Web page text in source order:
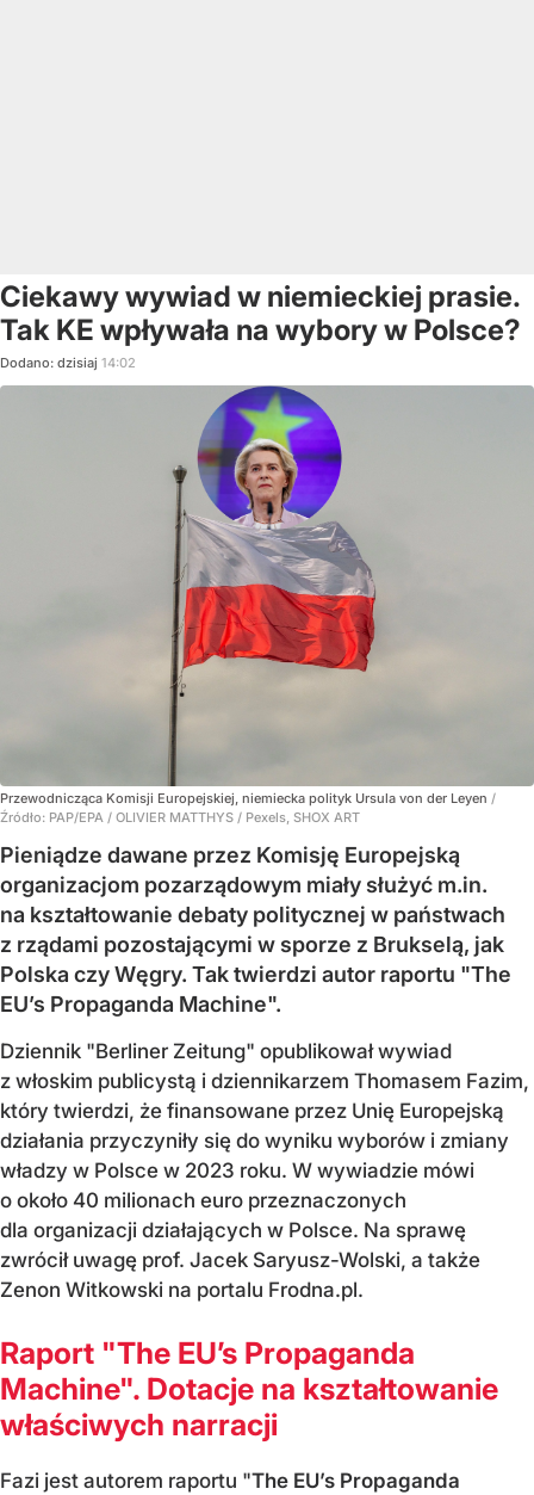
Ciekawy wywiad w niemieckiej prasie.
Tak KE wpływała na wybory w Polsce?
Dodano: dzisiaj 14:02
Przewodnicząca Komisji Europejskiej, niemiecka polityk Ursula von der Leyen /
Źródło: PAP/EPA / OLIVIER MATTHYS / Pexels, SHOX ART
Pieniądze dawane przez Komisję Europejską
organizacjom pozarządowym miały służyć m.in.
na kształtowanie debaty politycznej w państwach
z rządami pozostającymi w sporze z Brukselą, jak
Polska czy Węgry. Tak twierdzi autor raportu "The
EU’s Propaganda Machine".
Dziennik "Berliner Zeitung" opublikował wywiad
z włoskim publicystą i dziennikarzem Thomasem Fazim,
który twierdzi, że finansowane przez Unię Europejską
działania przyczyniły się do wyniku wyborów i zmiany
władzy w Polsce w 2023 roku. W wywiadzie mówi
o około 40 milionach euro przeznaczonych
dla organizacji działających w Polsce. Na sprawę
zwrócił uwagę prof. Jacek Saryusz-Wolski, a także
Zenon Witkowski na portalu Frodna.pl.
Raport "The EU’s Propaganda
Machine". Dotacje na kształtowanie
właściwych narracji
Fazi jest autorem raportu "The EU’s Propaganda